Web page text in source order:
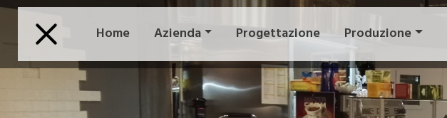
Salta
contenuto
principale
Home Azienda Progettazione Produzione